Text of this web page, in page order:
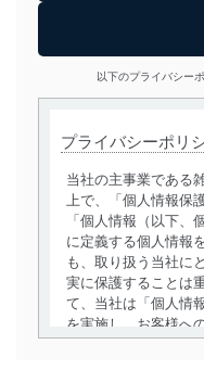
以下のプライバシー
プライバシーポリ
当社の主事業である
上で、「個人情報保
「個人情報（以下、
に定義する個人情報
も、取り扱う当社に
実に保護することは
て、当社は「個人情
を実施し、お客様へ